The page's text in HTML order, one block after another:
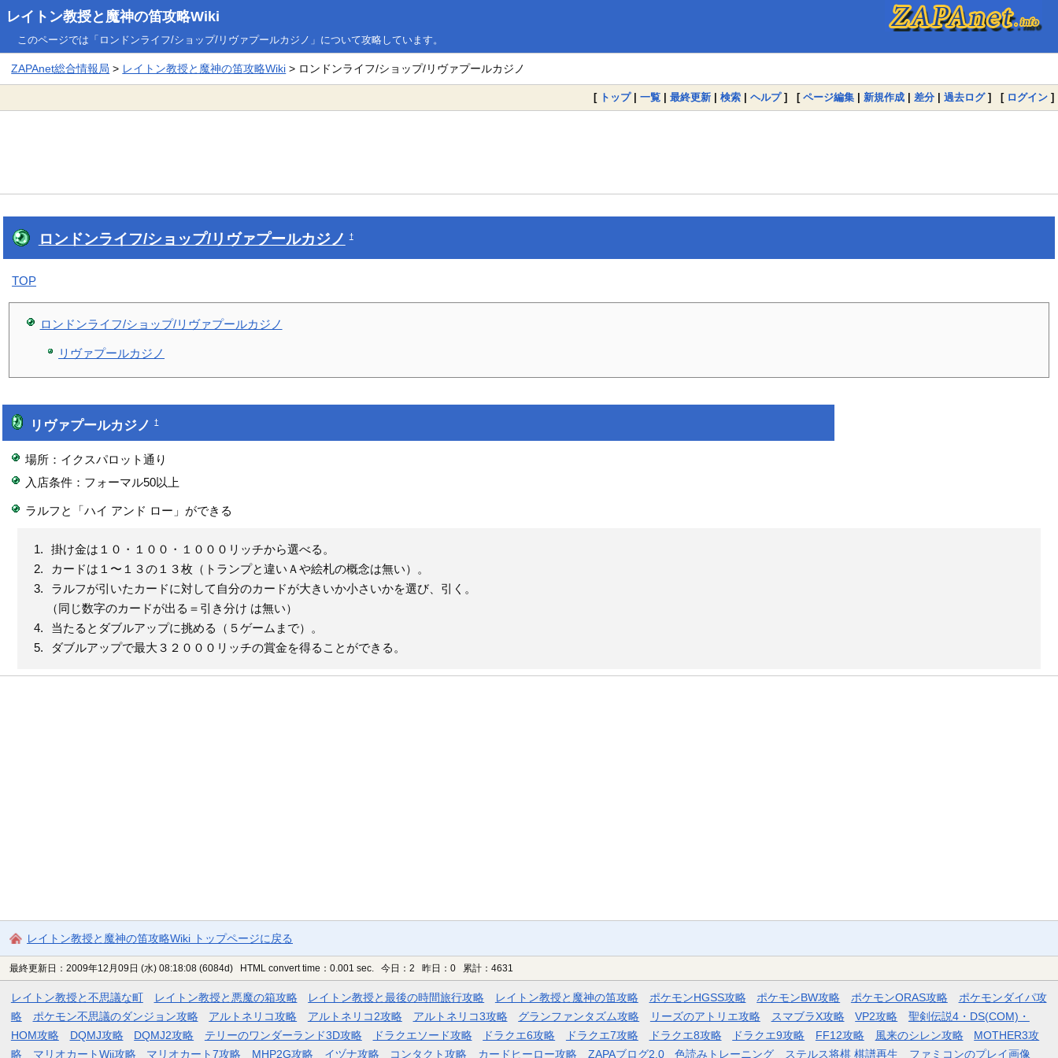
レイトン教授と魔神の笛攻略Wiki
このページでは「ロンドンライフ/ショップ/リヴァプールカジノ」について攻略しています。
ZAPAnet総合情報局 > レイトン教授と魔神の笛攻略Wiki > ロンドンライフ/ショップ/リヴァプールカジノ
[ トップ| 一覧 | 最終更新 | 検索 | ヘルプ] [ ページ編集 | 新規作成 | 差分 | 過去ログ] [ ログイン ]
ロンドンライフ/ショップ/リヴァプールカジノ †
TOP
ロンドンライフ/ショップ/リヴァプールカジノ
リヴァプールカジノ
リヴァプールカジノ†
場所：イクスパロット通り
入店条件：フォーマル50以上
ラルフと「ハイ アンド ロー」ができる
掛け金は１０・１００・１０００リッチから選べる。
カードは１〜１３の１３枚（トランプと違いＡや絵札の概念は無い）。
ラルフが引いたカードに対して自分のカードが大きいか小さいかを選び、引く。
（同じ数字のカードが出る＝引き分け は無い）
当たるとダブルアップに挑める（５ゲームまで）。
ダブルアップで最大３２０００リッチの賞金を得ることができる。
レイトン教授と魔神の笛攻略Wiki トップページに戻る
最終更新日：2009年12月09日 (水) 08:18:08 (6084d) HTML convert time：0.001 sec. 今日：2 昨日：0 累計：4631
レイトン教授と不思議な町 レイトン教授と悪魔の箱攻略 レイトン教授と最後の時間旅行攻略 レイトン教授と魔神の笛攻略 ポケモンHGSS攻略 ポケモンBW攻略 ポケモンORAS攻略
ポケモンダイパ攻
略
ポケモン不思議のダンジョン攻略 アルトネリコ攻略 アルトネリコ2攻略 アルトネリコ3攻略 グランファンタズム攻略 リーズのアトリエ攻略 スマブラX攻略 VP2攻略
聖剣伝説4・DS(COM)・
HOM攻略
DQMJ攻略 DQMJ2攻略 テリーのワンダーランド3D攻略 ドラクエソード攻略 ドラクエ6攻略 ドラクエ7攻略 ドラクエ8攻略 ドラクエ9攻略 FF12攻略 風来のシレン攻略
MOTHER3攻
略
マリオカートWii攻略 マリオカート7攻略 MHP2G攻略 イヅナ攻略 コンタクト攻略 カードヒーロー攻略 ZAPAブログ2.0 色読みトレーニング ステルス将棋 棋譜再生 ファミコンのプレイ画像